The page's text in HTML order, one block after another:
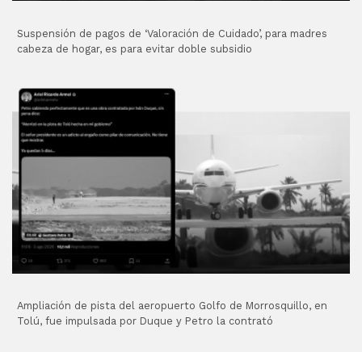
Suspensión de pagos de ‘Valoración de Cuidado’, para madres
cabeza de hogar, es para evitar doble subsidio
Ampliación de pista del aeropuerto Golfo de Morrosquillo, en
Tolú, fue impulsada por Duque y Petro la contrató